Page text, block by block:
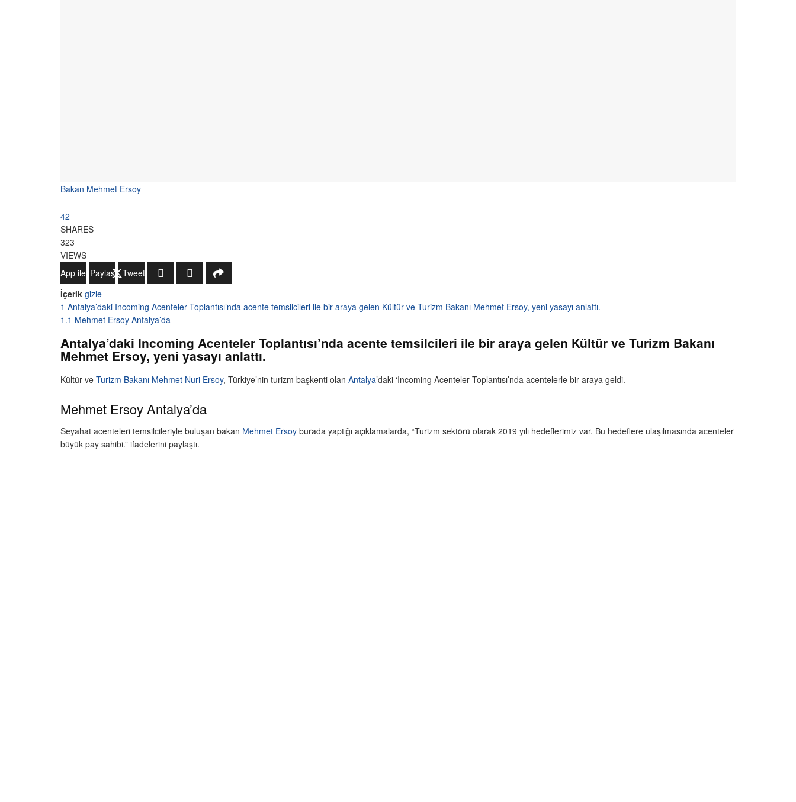
Bakan Mehmet Ersoy
42
SHARES
323
VIEWS
WhatsApp ile Gönder
Paylaş
Tweetle
İçerik gizle
1 Antalya’daki Incoming Acenteler Toplantısı’nda acente temsilcileri ile bir araya gelen Kültür ve Turizm Bakanı Mehmet Ersoy, yeni yasayı anlattı.
1.1 Mehmet Ersoy Antalya’da
Antalya’daki Incoming Acenteler Toplantısı’nda acente temsilcileri ile bir araya gelen Kültür ve Turizm Bakanı
Mehmet Ersoy, yeni yasayı anlattı.
Kültür ve Turizm Bakanı Mehmet Nuri Ersoy, Türkiye’nin turizm başkenti olan Antalya’daki ‘Incoming Acenteler Toplantısı’nda acentelerle bir araya geldi.
Mehmet Ersoy Antalya’da
Seyahat acenteleri temsilcileriyle buluşan bakan Mehmet Ersoy burada yaptığı açıklamalarda, “Turizm sektörü olarak 2019 yılı hedeflerimiz var. Bu hedeflere ulaşılmasında acenteler
büyük pay sahibi.” ifadelerini paylaştı.